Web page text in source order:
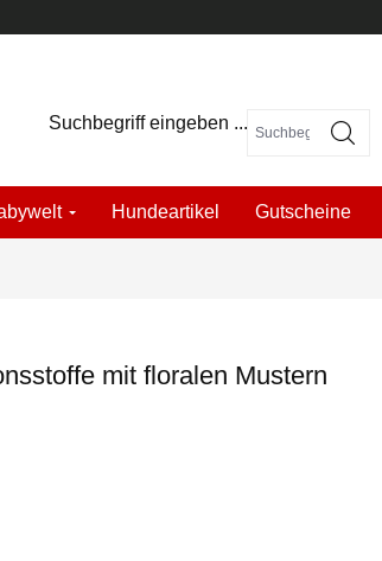
Suchbegriff eingeben ...
Hundeartikel Gutscheine
mit floralen Mustern